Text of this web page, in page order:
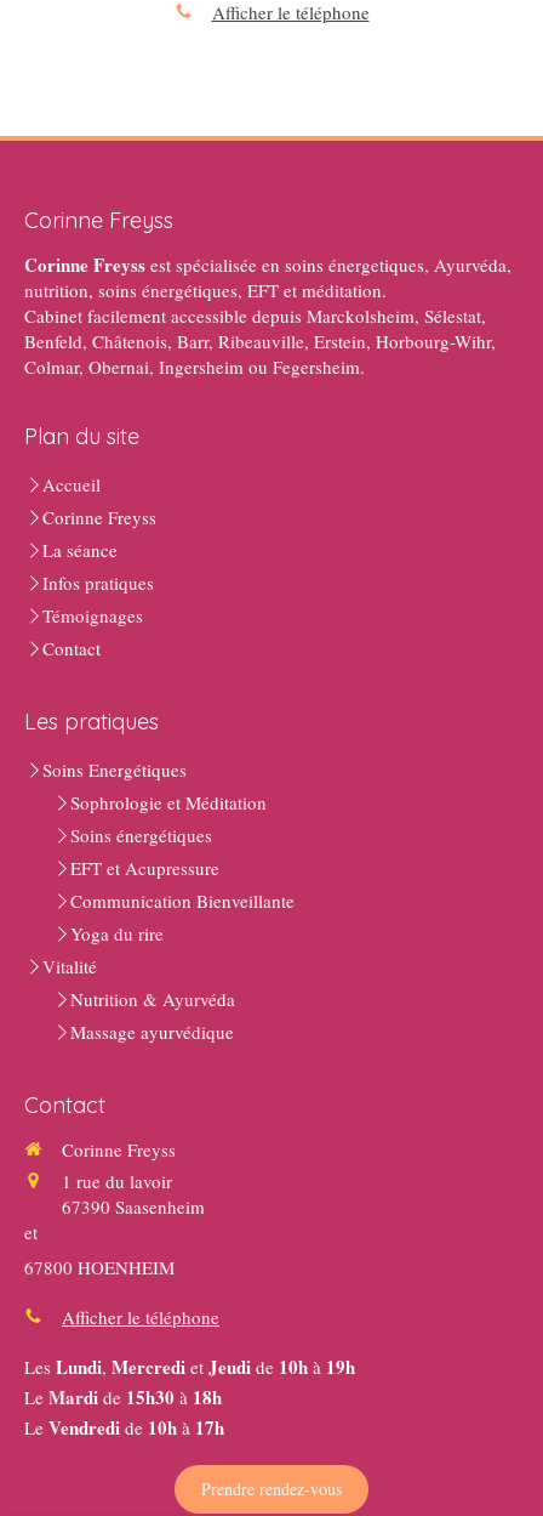
Afficher le téléphone
Corinne Freyss
Corinne Freyss est spécialisée en soins énergetiques, Ayurvéda,
nutrition, soins énergétiques, EFT et méditation.
Cabinet facilement accessible depuis Marckolsheim, Sélestat,
Benfeld, Châtenois, Barr, Ribeauville, Erstein, Horbourg-Wihr,
Colmar, Obernai, Ingersheim ou Fegersheim.
Plan du site
Accueil
Corinne Freyss
La séance
Infos pratiques
Témoignages
Contact
Les pratiques
Soins Energétiques
Sophrologie et Méditation
Soins énergétiques
EFT et Acupressure
Communication Bienveillante
Yoga du rire
Vitalité
Nutrition & Ayurvéda
Massage ayurvédique
Contact
Corinne Freyss
1 rue du lavoir
67390 Saasenheim
et
67800 HOENHEIM
Afficher le téléphone
Les Lundi, Mercredi et Jeudi de 10h à 19h
Le Mardi de 15h30 à 18h
Le Vendredi de 10h à 17h
Prendre rendez-vous